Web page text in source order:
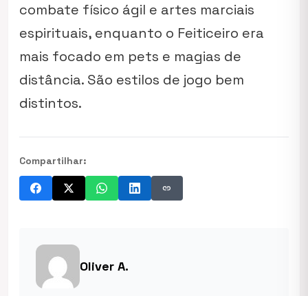
combate físico ágil e artes marciais
espirituais, enquanto o Feiticeiro era
mais focado em pets e magias de
distância. São estilos de jogo bem
distintos.
Compartilhar:
link
Oliver A.